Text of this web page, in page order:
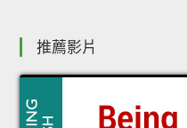
推薦影片